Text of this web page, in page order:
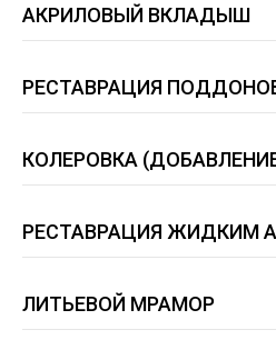
АКРИЛОВЫЙ ВКЛАДЫШ
РЕСТАВРАЦИЯ
КОЛЕРОВКА
РЕСТАВРАЦИЯ ЖИДКИМ
ЛИТЬЕВОЙ МРАМОР